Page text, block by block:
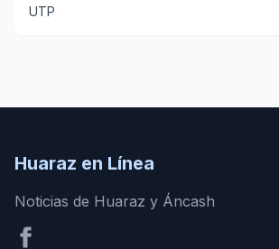
UTP
Huaraz en Línea
Noticias de Huaraz y Áncash